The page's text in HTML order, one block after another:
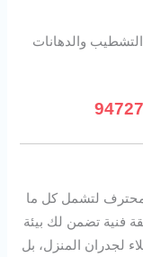
والدهانات
لتشمل كل ما
فنية تضمن لك بيئة
لجدران المنزل، بل